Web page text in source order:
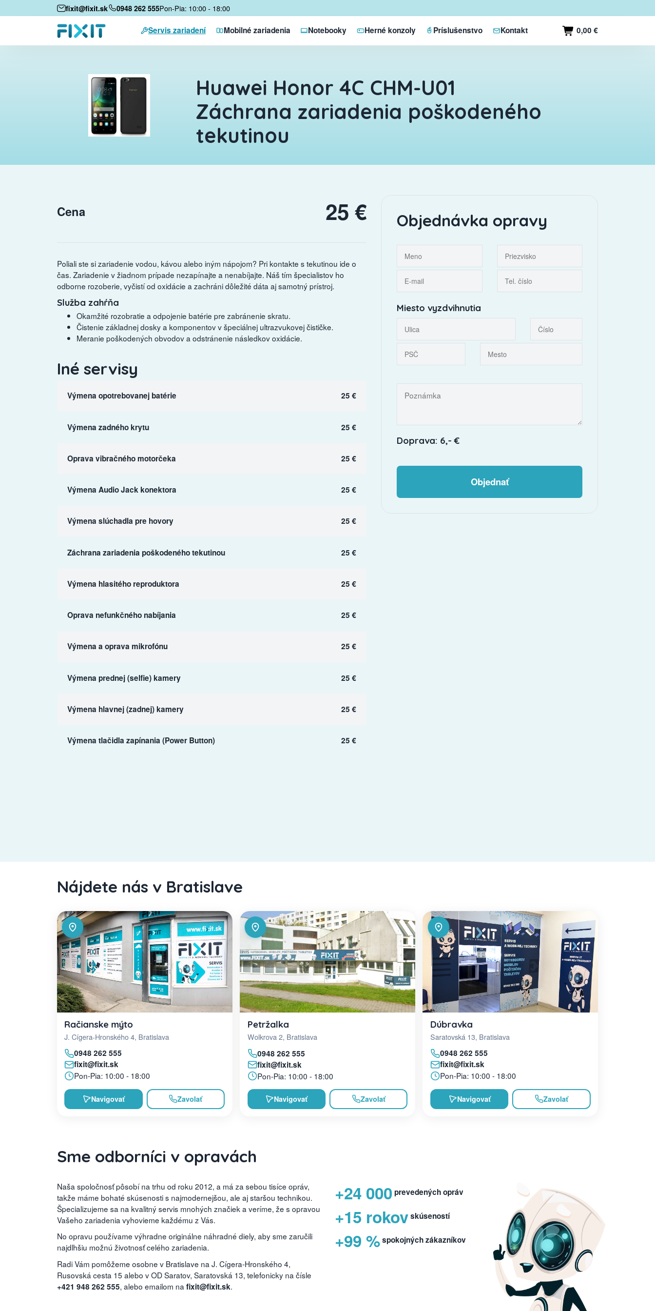
fixit@fixit.sk 0948 262 555Pon-Pia: 10:00 - 18:00
Servis zariadení Mobilné zariadenia Notebooky Herné konzoly Príslušenstvo Kontakt 0,00 €
Huawei Honor 4C CHM-U01
Záchrana zariadenia poškodeného
tekutinou
Cena 25 €
Poliali ste si zariadenie vodou, kávou alebo iným nápojom? Pri kontakte s tekutinou ide o
čas. Zariadenie v žiadnom prípade nezapínajte a nenabíjajte. Náš tím špecialistov ho
odborne rozoberie, vyčistí od oxidácie a zachráni dôležité dáta aj samotný prístroj.
Služba zahŕňa
Okamžité rozobratie a odpojenie batérie pre zabránenie skratu.
Čistenie základnej dosky a komponentov v špeciálnej ultrazvukovej čističke.
Meranie poškodených obvodov a odstránenie následkov oxidácie.
Iné servisy
Výmena opotrebovanej batérie 25 €
Výmena zadného krytu 25 €
Oprava vibračného motorčeka 25 €
Výmena Audio Jack konektora 25 €
Výmena slúchadla pre hovory 25 €
Záchrana zariadenia poškodeného tekutinou 25 €
Výmena hlasitého reproduktora 25 €
Oprava nefunkčného nabíjania 25 €
Výmena a oprava mikrofónu 25 €
Výmena prednej (selfie) kamery 25 €
Výmena hlavnej (zadnej) kamery 25 €
Výmena tlačidla zapínania (Power Button) 25 €
Objednávka opravy
Miesto vyzdvihnutia
Doprava: 6,- €
Objednať
Nájdete nás v Bratislave
Račianske mýto
J. Cígera-Hronského 4, Bratislava
0948 262 555
fixit@fixit.sk
Pon-Pia: 10:00 - 18:00
Navigovať Zavolať
Petržalka
Wolkrova 2, Bratislava
0948 262 555
fixit@fixit.sk
Pon-Pia: 10:00 - 18:00
Navigovať Zavolať
Dúbravka
Saratovská 13, Bratislava
0948 262 555
fixit@fixit.sk
Pon-Pia: 10:00 - 18:00
Navigovať Zavolať
Sme odborníci v opravách
Naša spoločnosť pôsobí na trhu od roku 2012, a má za sebou tisíce opráv,
takže máme bohaté skúsenosti s najmodernejšou, ale aj staršou technikou.
Špecializujeme sa na kvalitný servis mnohých značiek a veríme, že s opravou
Vašeho zariadenia vyhovieme každému z Vás.
No opravu používame výhradne originálne náhradné diely, aby sme zaručili
najdlhšiu možnú životnosť celého zariadenia.
Radi Vám pomôžeme osobne v Bratislave na J. Cígera-Hronského 4,
Rusovská cesta 15 alebo v OD Saratov, Saratovská 13, telefonicky na čísle
+421 948 262 555, alebo emailom na fixit@fixit.sk.
+24 000 prevedených opráv
+15 rokovskúseností
+99 %spokojných zákazníkov